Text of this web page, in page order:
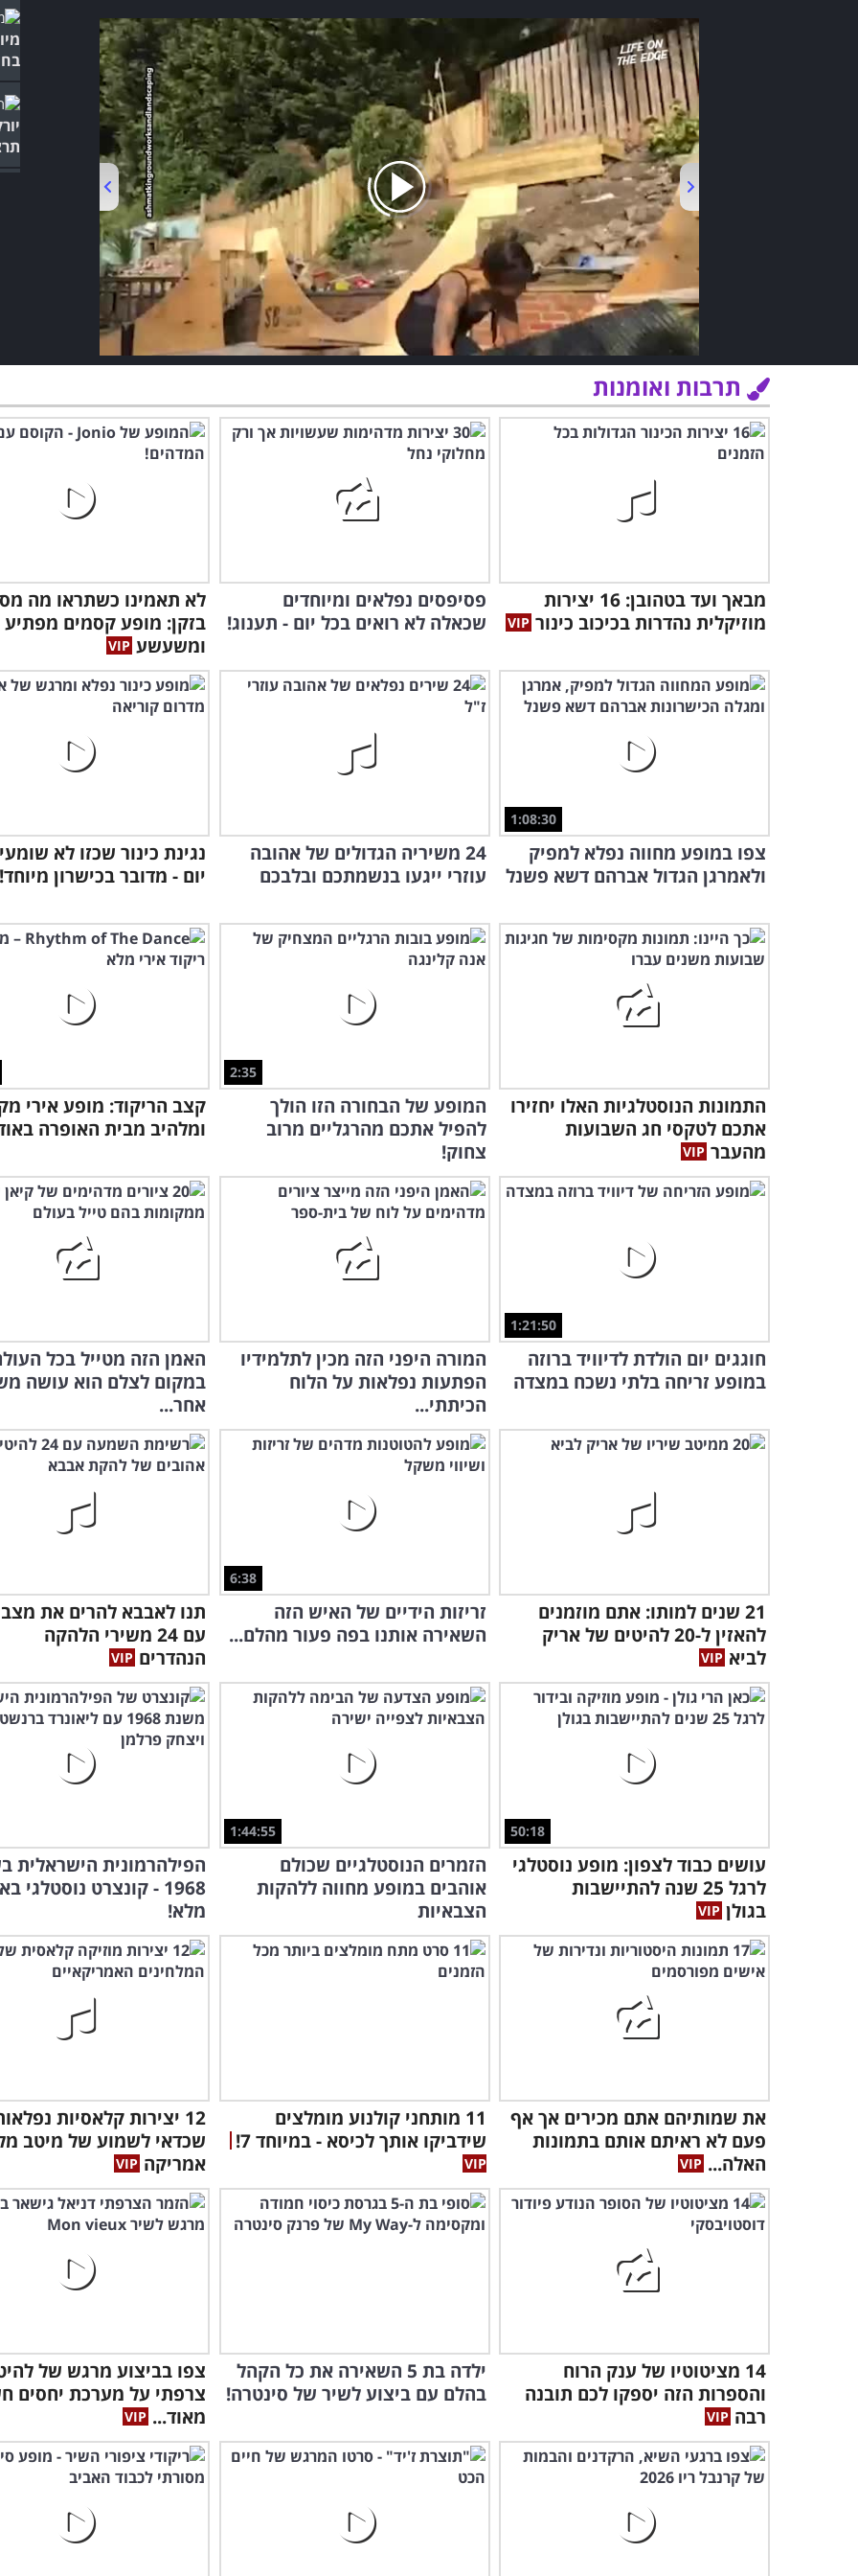
03:19
תרבות ואומנות
מבאך ועד בטהובן: 16 יצירות
מוזיקלית נהדרות בכיכוב כינור
פסיפסים נפלאים ומיוחדים
שכאלה לא רואים בכל יום - תענוג!
לא תאמינו כשתראו מה
בזקן: מופע קסמים מפתיע
ומשעשע
1:08:30
צפו במופע מחווה נפלא למפיק
ולאמרגן הגדול אברהם דשא פשנל
24 משיריה הגדולים של אהובה
עוזרי ייגעו בנשמתכם ובלבכם
נגינת כינור שכזו לא
יום - מדובר בכישרון מיוחד!
התמונות הנוסטלגיות האלו יחזירו
אתכם לטקסי חג השבועות
מהעבר
2:35
המופע של הבחורה הזו הולך
להפיל אתכם מהרגליים מרוב
צחוק!
קצב הריקוד: מופע אירי
ומלהיב מבית האופרה
1:21:50
חוגגים יום הולדת לדיוויד ברוזה
במופע זריחה בלתי נשכח במצדה
המורה היפני הזה מכין לתלמידיו
הפתעות נפלאות על הלוח
הכיתתי...
האמן הזה מטייל בכל
במקום לצלם הוא עושה
אחר...
21 שנים למותו: אתם מוזמנים
להאזין ל-20 להיטים של אריק
לביא
6:38
זריזות הידיים של האיש הזה
השאירה אותנו בפה פעור מהלם...
תנו לאבבא להרים את
עם 24 משירי הלהקה
הנהדרים
50:18
עושים כבוד לצפון: מופע נוסטלגי
לרגל 25 שנה להתיישבות
בגולן
1:44:55
הזמרים הנוסטלגיים שכולם
אוהבים במופע מחווה ללהקות
הצבאיות
הפילהרמונית הישראלית
1968 - קונצרט נוסטלגי
מלא!
את שמותיהם אתם מכירים אך אף
פעם לא ראיתם אותם בתמונות
האלה...
11 מותחני קולנוע מומלצים
שידביקו אותך לכיסא - במיוחד 7!
12 יצירות קלאסיות
שכדאי לשמוע של מיטב
אמריקה
14 מציטוטיו של ענק הרוח
והספרות הזה יספקו לכם תובנה
רבה
ילדה בת 5 השאירה את כל הקהל
בהלם עם ביצוע לשיר של סינטרה!
צפו בביצוע מרגש של
צרפתי על מערכת יחסים
מאוד...